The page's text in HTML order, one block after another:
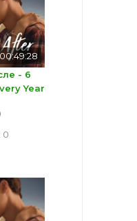
00:49:28
- 6
Year
0